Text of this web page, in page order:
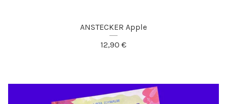
ANSTECKER Apple
12,90 €